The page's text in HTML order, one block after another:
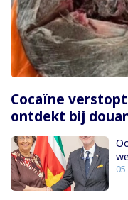
Cocaïne
ontdekt bij